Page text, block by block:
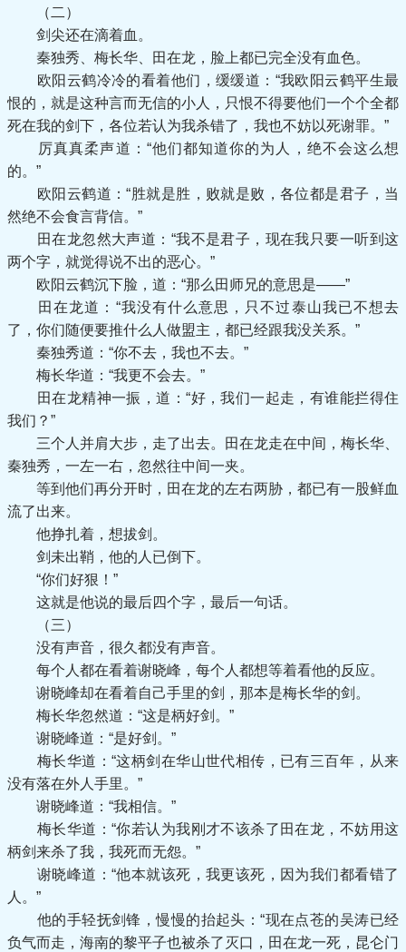
（二）
剑尖还在滴着血。
秦独秀、梅长华、田在龙，脸上都已完全没有血色。
欧阳云鹤冷冷的看着他们，缓缓道：“我欧阳云鹤平生最
恨的，就是这种言而无信的小人，只恨不得要他们一个个全都
死在我的剑下，各位若认为我杀错了，我也不妨以死谢罪。”
厉真真柔声道：“他们都知道你的为人，绝不会这么想
的。”
欧阳云鹤道：“胜就是胜，败就是败，各位都是君子，当
然绝不会食言背信。”
田在龙忽然大声道：“我不是君子，现在我只要一听到这
两个字，就觉得说不出的恶心。”
欧阳云鹤沉下脸，道：“那么田师兄的意思是——”
田在龙道：“我没有什么意思，只不过泰山我已不想去
了，你们随便要推什么人做盟主，都已经跟我没关系。”
秦独秀道：“你不去，我也不去。”
梅长华道：“我更不会去。”
田在龙精神一振，道：“好，我们一起走，有谁能拦得住
我们？”
三个人并肩大步，走了出去。田在龙走在中间，梅长华、
秦独秀，一左一右，忽然往中间一夹。
等到他们再分开时，田在龙的左右两胁，都已有一股鲜血
流了出来。
他挣扎着，想拔剑。
剑未出鞘，他的人已倒下。
“你们好狠！”
这就是他说的最后四个字，最后一句话。
（三）
没有声音，很久都没有声音。
每个人都在看着谢晓峰，每个人都想等着看他的反应。
谢晓峰却在看着自己手里的剑，那本是梅长华的剑。
梅长华忽然道：“这是柄好剑。”
谢晓峰道：“是好剑。”
梅长华道：“这柄剑在华山世代相传，已有三百年，从来
没有落在外人手里。”
谢晓峰道：“我相信。”
梅长华道：“你若认为我刚才不该杀了田在龙，不妨用这
柄剑来杀了我，我死而无怨。”
谢晓峰道：“他本就该死，我更该死，因为我们都看错了
人。”
他的手轻抚剑锋，慢慢的抬起头：“现在点苍的吴涛已经
负气而走，海南的黎平子也被杀了灭口，田在龙一死，昆仑门